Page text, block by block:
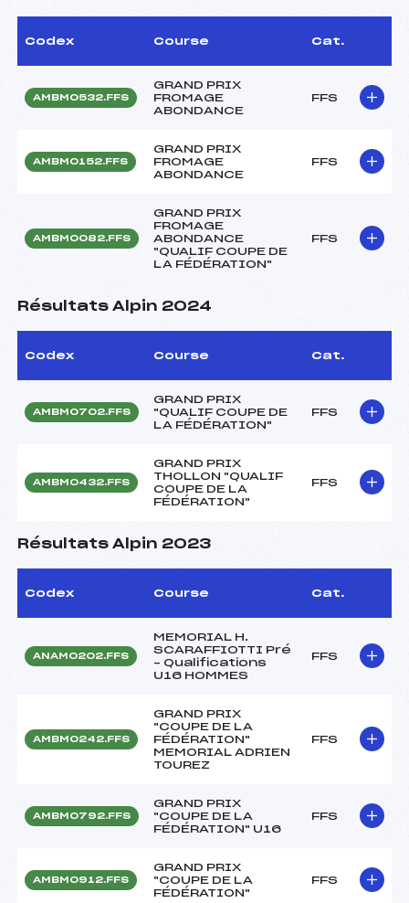
Codex Course Cat.
AMBM0532.FFS
GRAND PRIX
FROMAGE
ABONDANCE
FFS
AMBM0152.FFS
GRAND PRIX
FROMAGE
ABONDANCE
FFS
AMBM0082.FFS
GRAND PRIX
FROMAGE
ABONDANCE
"QUALIF COUPE DE
LA FÉDÉRATION"
FFS
Résultats Alpin 2024
Codex Course Cat.
AMBM0702.FFS
GRAND PRIX
"QUALIF COUPE DE
LA FÉDÉRATION"
FFS
AMBM0432.FFS
GRAND PRIX
THOLLON "QUALIF
COUPE DE LA
FÉDÉRATION"
FFS
Résultats Alpin 2023
Codex Course Cat.
ANAM0202.FFS
MEMORIAL H.
SCARAFFIOTTI Pré
– Qualifications
U16 HOMMES
FFS
AMBM0242.FFS
GRAND PRIX
"COUPE DE LA
FÉDÉRATION"
MEMORIAL ADRIEN
TOUREZ
FFS
AMBM0792.FFS
GRAND PRIX
"COUPE DE LA
FÉDÉRATION" U16
FFS
AMBM0912.FFS
GRAND PRIX
"COUPE DE LA
FÉDÉRATION"
FFS